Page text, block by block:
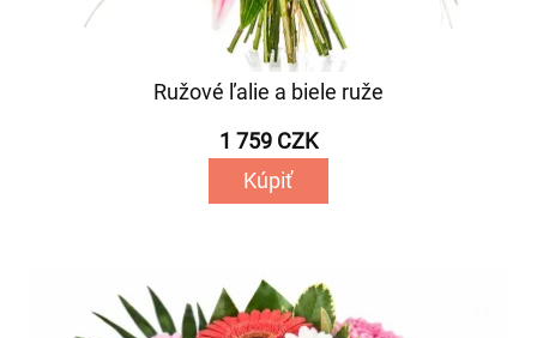
Ružové ľalie a biele ruže
1 759 CZK
Kúpiť